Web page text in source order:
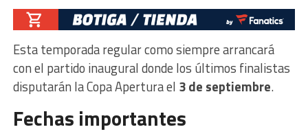
Esta temporada regular como siempre arrancará
con el partido inaugural donde los últimos finalistas
disputarán la Copa Apertura el 3 de septiembre.
Fechas importantes